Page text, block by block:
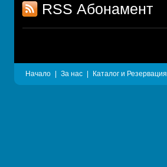
RSS Абонамент
Начало За нас Каталог и Резервация